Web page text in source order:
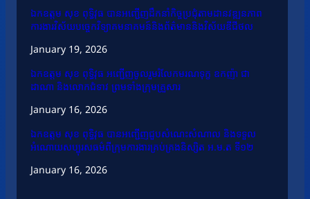
ឯកឧត្តម សុខ ពុទ្ធិវុធ បានអញ្ជើញដឹកនាំកិច្ចប្រជុំតាមដានវឌ្ឍនភាព
ការងារវិស័យបច្ចេកវិទ្យាគមនាគមន៍និងព័ត៌មាននិងវិស័យឌីជីថល
January 19, 2026
ឯកឧត្តម សុខ ពុទ្ធិវុធ អញ្ជើញចូលរួមរំលែកមរណទុក្ខ ឧកញ៉ា ជា
ដាណា និងលោកជំទាវ ព្រមទាំងក្រុមគ្រួសារ
January 16, 2026
ឯកឧត្តម សុខ ពុទ្ធិវុធ បានអញ្ជើញជួបសំណេះសំណាល និងទទួល
អំណោយសប្បុរសធម៌ពីក្រុមការងារគ្រប់គ្រងនិស្សិត អ.ម.ត ទី១២
January 16, 2026